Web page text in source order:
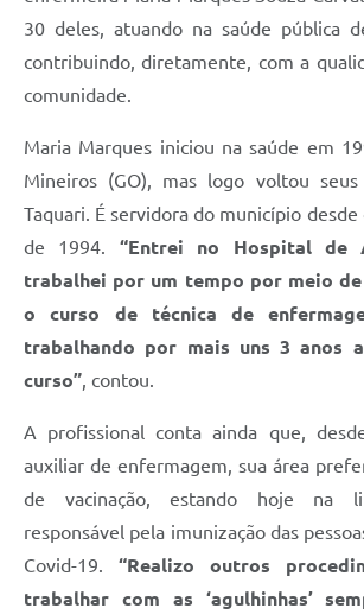
30 deles, atuando na saúde pública
contribuindo, diretamente, com a
comunidade.
Maria Marques iniciou na saúde em
Mineiros (GO), mas logo voltou
Taquari. É servidora do município
de 1994. “Entrei no Hospital de
trabalhei por um tempo por meio
o curso de técnica de
trabalhando por mais uns 3 anos
curso” , contou.
A profissional conta ainda que,
auxiliar de enfermagem, sua área
de vacinação, estando hoje na
responsável pela imunização das
Covid-19. “Realizo outros
trabalhar com as ‘agulhinhas’